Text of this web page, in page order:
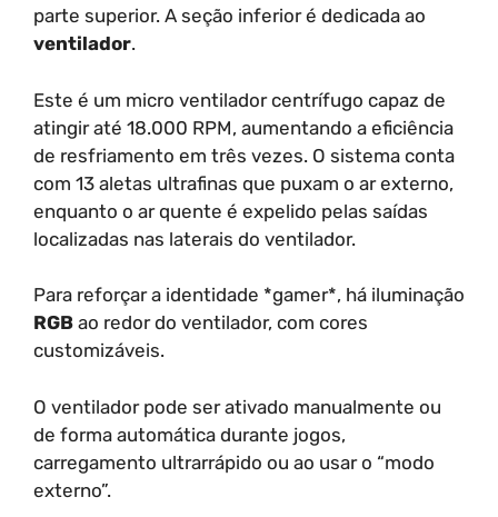
parte superior. A seção inferior é dedicada ao
ventilador.
Este é um micro ventilador centrífugo capaz de
atingir até 18.000 RPM, aumentando a eficiência
de resfriamento em três vezes. O sistema conta
com 13 aletas ultrafinas que puxam o ar externo,
enquanto o ar quente é expelido pelas saídas
localizadas nas laterais do ventilador.
Para reforçar a identidade *gamer*, há iluminação
RGB ao redor do ventilador, com cores
customizáveis.
O ventilador pode ser ativado manualmente ou
de forma automática durante jogos,
carregamento ultrarrápido ou ao usar o “modo
externo”.